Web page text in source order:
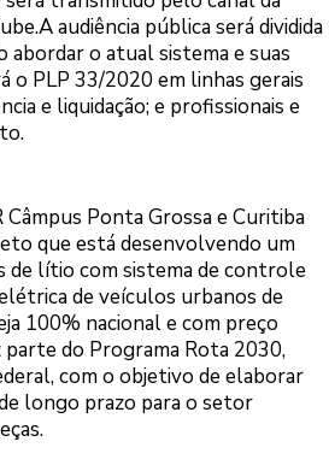
audiência pública será dividida
abordar o atual sistema e suas
o PLP 33/2020 em linhas gerais
e liquidação; e profissionais e
Câmpus Ponta Grossa e Curitiba
que está desenvolvendo um
de lítio com sistema de controle
de veículos urbanos de
100% nacional e com preço
do Programa Rota 2030,
com o objetivo de elaborar
longo prazo para o setor